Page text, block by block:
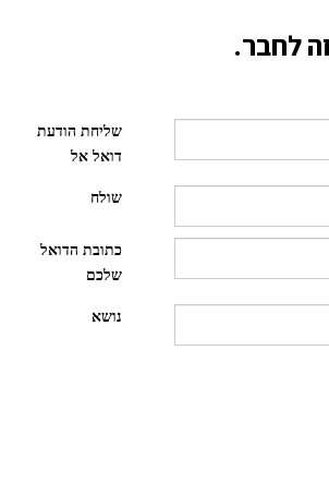
לחבר.
שליחת הודעת
דואל אל
שולח
כתובת הדואל
שלכם
נושא